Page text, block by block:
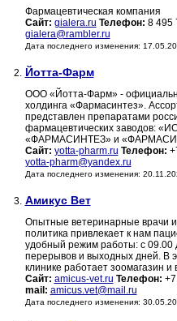
Фармацевтическая компания
Сайт: gialera.ru Телефон: 8 495
gialera@rambler.ru
Дата последнего изменения:
2. Йотта-Фарм
ООО «Йотта-Фарм» -
холдинга «Фармасинтез».
представлен препаратами
фармацевтических заводов:
«ФАРМАСИНТЕЗ» и
Сайт: yotta-pharm.ru Телефон:
yotta-pharm@yandex.ru
Дата последнего изменения:
3. Амикус Вет
Опытные ветеринарные врачи
политика привлекает к нам
удобный режим работы: с 09.00
перерывов и выходных дней. В
клинике работает зоомагазин и
Сайт: amicus-vet.ru Телефон:
mail: amicus.vet@mail.ru
Дата последнего изменения: